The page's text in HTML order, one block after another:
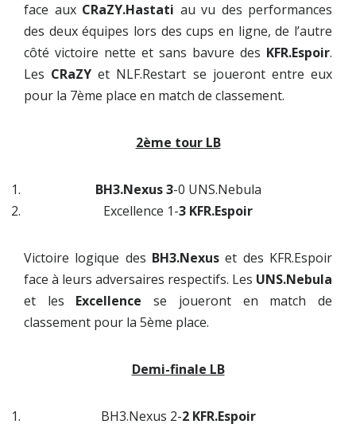
face aux CRaZY.Hastati au vu des performances
des deux équipes lors des cups en ligne, de l’autre
côté victoire nette et sans bavure des KFR.Espoir.
Les CRaZY et NLF.Restart se joueront entre eux
pour la 7ème place en match de classement.
2ème tour LB
BH3.Nexus 3-0 UNS.Nebula
Excellence 1-3 KFR.Espoir
Victoire logique des BH3.Nexus et des KFR.Espoir
face à leurs adversaires respectifs. Les UNS.Nebula
et les Excellence se joueront en match de
classement pour la 5ème place.
Demi-finale LB
BH3.Nexus 2-2 KFR.Espoir